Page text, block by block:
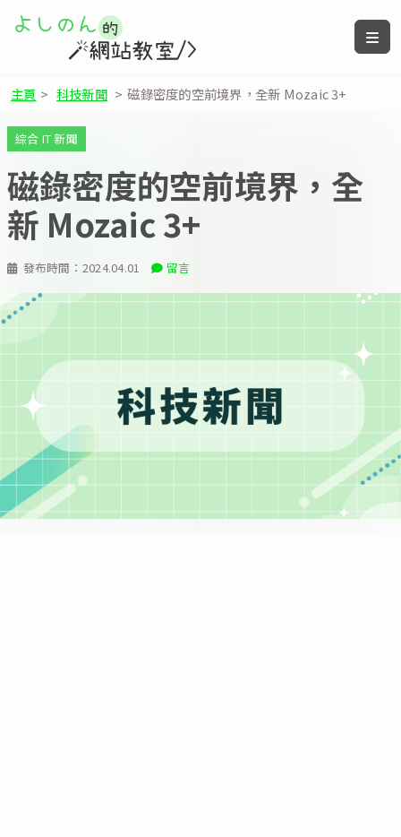
主頁 > 科技新聞 > 磁錄密度的空前境界，全新 Mozaic 3+
發布時間： 2024.04.01 留言
綜合 IT 新聞
磁錄密度的空前境界，全
新 Mozaic 3+